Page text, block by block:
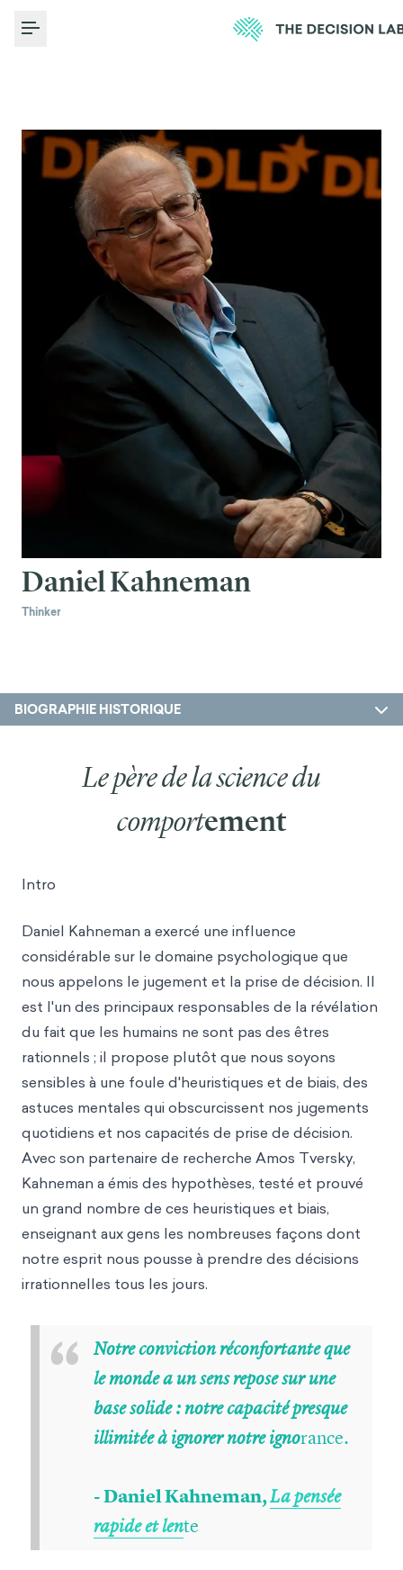
Toggle Menu
Daniel Kahneman
Thinker
BIOGRAPHIE HISTORIQUE
Le père de la science du
comportement
Intro
Daniel Kahneman a exercé une influence
considérable sur le domaine psychologique que
nous appelons le jugement et la prise de décision. Il
est l'un des principaux responsables de la révélation
du fait que les humains ne sont pas des êtres
rationnels ; il propose plutôt que nous soyons
sensibles à une foule d'heuristiques et de biais, des
astuces mentales qui obscurcissent nos jugements
quotidiens et nos capacités de prise de décision.
Avec son partenaire de recherche Amos Tversky,
Kahneman a émis des hypothèses, testé et prouvé
un grand nombre de ces heuristiques et biais,
enseignant aux gens les nombreuses façons dont
notre esprit nous pousse à prendre des décisions
irrationnelles tous les jours.
“
Notre conviction réconfortante que
le monde a un sens repose sur une
base solide : notre capacité presque
illimitée à ignorer notre ignorance.
- Daniel Kahneman,La pensée
rapide et lente